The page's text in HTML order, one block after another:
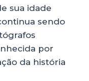
sua idade
sendo
por
da história